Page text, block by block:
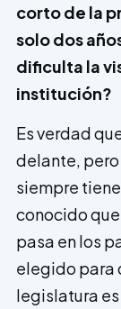
corto de la
solo dos
dificulta la
institución?
Es verdad
delante,
siempre
conocido
pasa en los
elegido para
legislatura